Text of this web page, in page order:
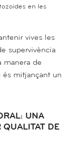
en les
vives les
supervivència
manera de
és mitjançant un
UNA
DE